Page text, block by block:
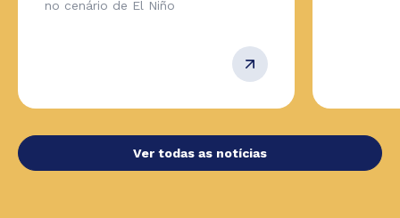
no cenário de El Niño
Ver todas as notícias